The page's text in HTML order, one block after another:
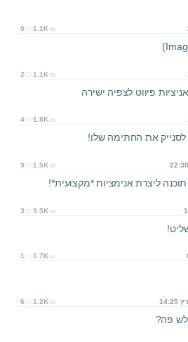
0 1.1K
2 1.1K
פיווט לצפיה ישירה
4 1.8K
את החתימה שלו!
9 1.5K
3 3.5K
1 1.7K
6 1.2K
פה?